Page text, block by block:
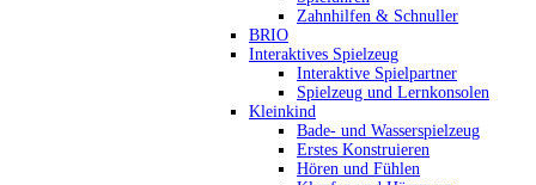
Zahnhilfen & Schnuller
BRIO
Interaktives Spielzeug
Interaktive Spielpartner
Spielzeug und Lernkonsolen
Kleinkind
Bade- und Wasserspielzeug
Erstes Konstruieren
Hören und Fühlen